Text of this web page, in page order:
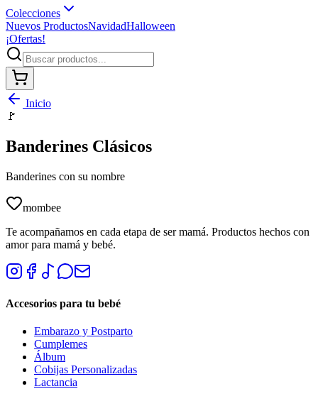
Colecciones
Nuevos ProductosNavidadHalloween
¡Ofertas!
Inicio
🚩
Banderines Clásicos
Banderines con su nombre
mombee
Te acompañamos en cada etapa de ser mamá. Productos hechos con
amor para mamá y bebé.
Accesorios para tu bebé
Embarazo y Postparto
Cumplemes
Álbum
Cobijas Personalizadas
Lactancia